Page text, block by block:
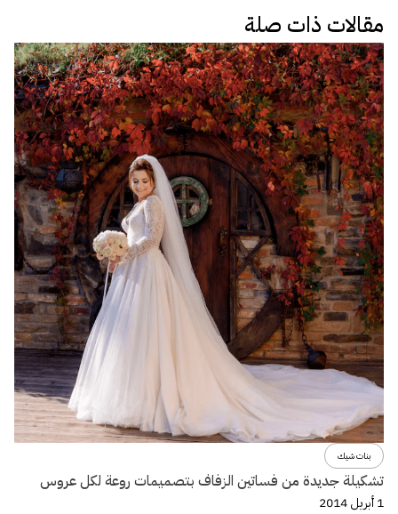
مقالات ذات صلة
بنات شيك
تشكيلة جديدة من فساتين الزفاف بتصميمات روعة لكل عروس
1 أبريل 2014